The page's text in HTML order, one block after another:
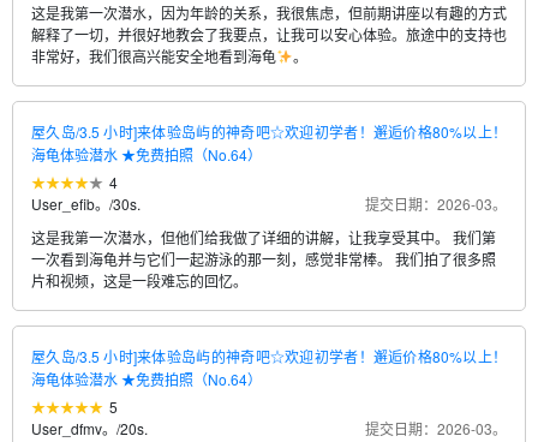
这是我第一次潜水，因为年龄的关系，我很焦虑，但前期讲座以有趣的方式
解释了一切，并很好地教会了我要点，让我可以安心体验。旅途中的支持也
非常好，我们很高兴能安全地看到海龟
。
屋久岛/3.5 小时]来体验岛屿的神奇吧☆欢迎初学者！邂逅价格80%以上！
海龟体验潜水 ★免费拍照（No.64）
4
User_efib。 /30s.
提交日期：2026-03。
这是我第一次潜水，但他们给我做了详细的讲解，让我享受其中。 我们第
一次看到海龟并与它们一起游泳的那一刻，感觉非常棒。 我们拍了很多照
片和视频，这是一段难忘的回忆。
屋久岛/3.5 小时]来体验岛屿的神奇吧☆欢迎初学者！邂逅价格80%以上！
海龟体验潜水 ★免费拍照（No.64）
5
User_dfmv。 /20s. 提交日期：2026-03。